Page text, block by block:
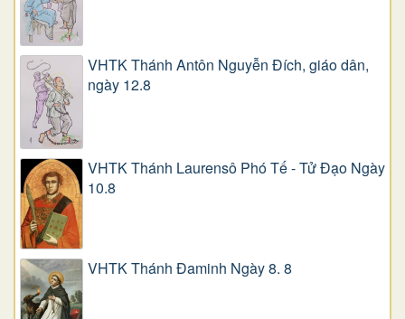
VHTK Thánh Antôn Nguyễn Ðích, giáo dân,
ngày 12.8
VHTK Thánh Laurensô Phó Tế - Tử Đạo Ngày
10.8
VHTK Thánh Đaminh Ngày 8. 8